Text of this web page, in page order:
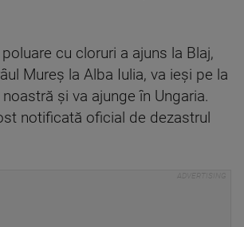
cu cloruri a ajuns la Blaj,
Mureș la Alba Iulia, va ieși pe la
și va ajunge în Ungaria.
notificată oficial de dezastrul